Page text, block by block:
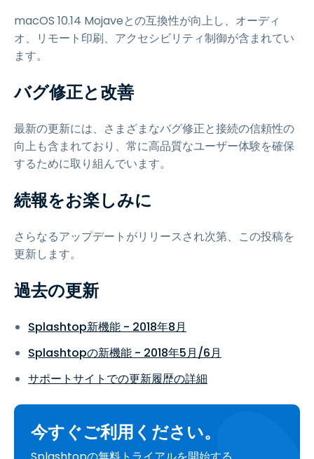
macOS 10.14 Mojaveとの互換性が向上し、オーディ
オ、リモート印刷、アクセシビリティ制御が含まれてい
ます。
バグ修正と改善
最新の更新には、さまざまなバグ修正と接続の信頼性の
向上も含まれており、常に高品質なユーザー体験を確保
するために取り組んでいます。
続報をお楽しみに
さらなるアップデートがリリースされ次第、この投稿を
更新します。
過去の更新
Splashtop新機能 - 2018年8月
Splashtopの新機能 - 2018年5月/6月
サポートサイトでの更新履歴の詳細
今すぐご利用ください。